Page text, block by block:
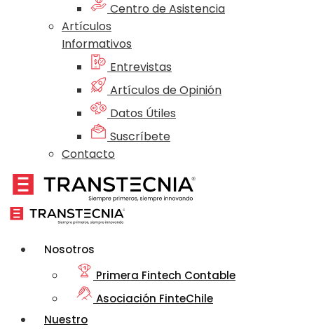
Centro de Asistencia
Artículos
Informativos
Entrevistas
Artículos de Opinión
Datos Útiles
Suscríbete
Contacto
Nosotros
Primera Fintech Contable
Asociación FinteChile
Nuestro